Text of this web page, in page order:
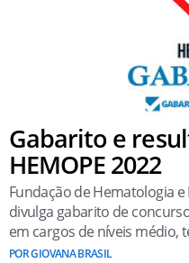
Gabarito e
HEMOPE 2022
Fundação de Hematologia
divulga gabarito de
em cargos de níveis médio,
POR GIOVANA BRASIL